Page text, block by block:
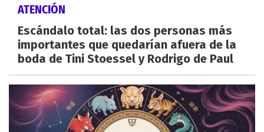
ATENCIÓN
Escándalo total: las dos personas más
importantes que quedarían afuera de la
boda de Tini Stoessel y Rodrigo de Paul